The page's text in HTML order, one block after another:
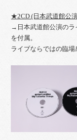
★2CD (日本武道館公
→日本武道館公演のラ
を付属。
ライブならではの臨